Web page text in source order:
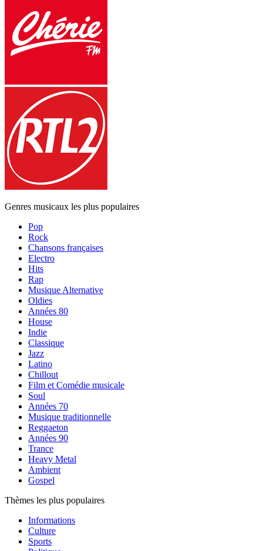
Genres musicaux les plus populaires
Pop
Rock
Chansons françaises
Electro
Hits
Rap
Musique Alternative
Oldies
Années 80
House
Indie
Classique
Jazz
Latino
Chillout
Film et Comédie musicale
Soul
Années 70
Musique traditionnelle
Reggaeton
Années 90
Trance
Heavy Metal
Ambient
Gospel
Thèmes les plus populaires
Informations
Culture
Sports